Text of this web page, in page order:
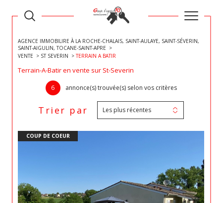
AGENCE IMMOBILIRE À LA ROCHE-CHALAIS, SAINT-AULAYE, SAINT-SÉVERIN,
SAINT-AIGULIN, TOCANE-SAINT-APRE
VENTE
ST SEVERIN TERRAIN A BATIR
Terrain-A-Batir en vente sur St-Severin
6 annonce(s) trouvée(s) selon vos critères
Trier par Les plus récentes
COUP DE COEUR